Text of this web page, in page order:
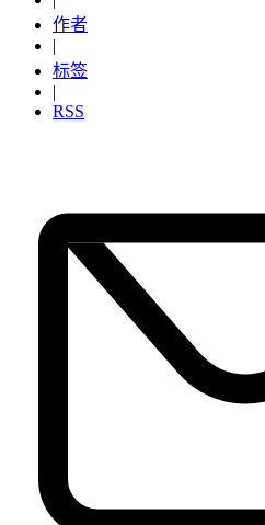
作者
|
标签
|
RSS